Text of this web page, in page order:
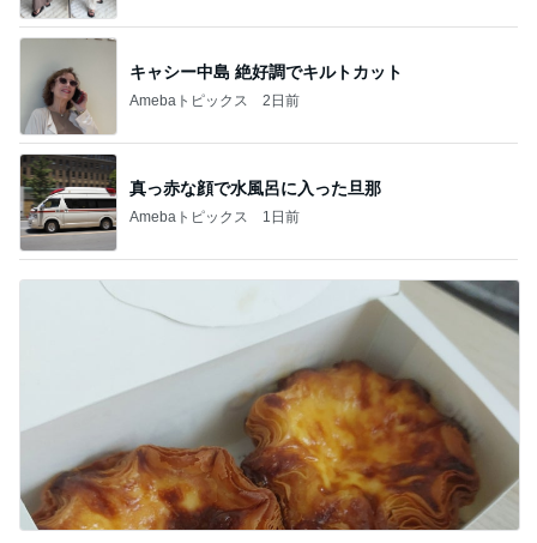
キャシー中島 絶好調でキルトカット
Amebaトピックス 2日前
真っ赤な顔で水風呂に入った旦那
Amebaトピックス 1日前